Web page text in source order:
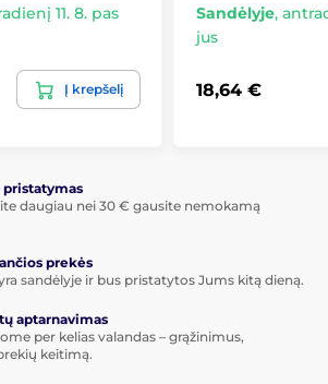
11. 8. pas
Į krepšelį
Sandėlyje,
jus
18,64 €
pristatymas
daugiau nei 30 € gausite nemokamą
prekės
sandėlyje ir bus pristatytos Jums kitą dieną.
aptarnavimas
per kelias valandas – grąžinimus,
keitimą.